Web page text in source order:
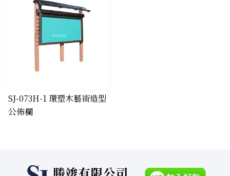
SJ-073H-1 環塑木藝術造型
公佈欄